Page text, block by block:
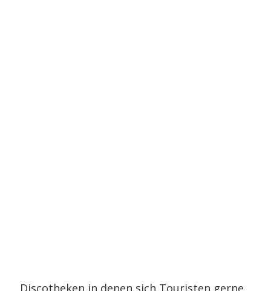
Discotheken in denen sich Touristen gerne